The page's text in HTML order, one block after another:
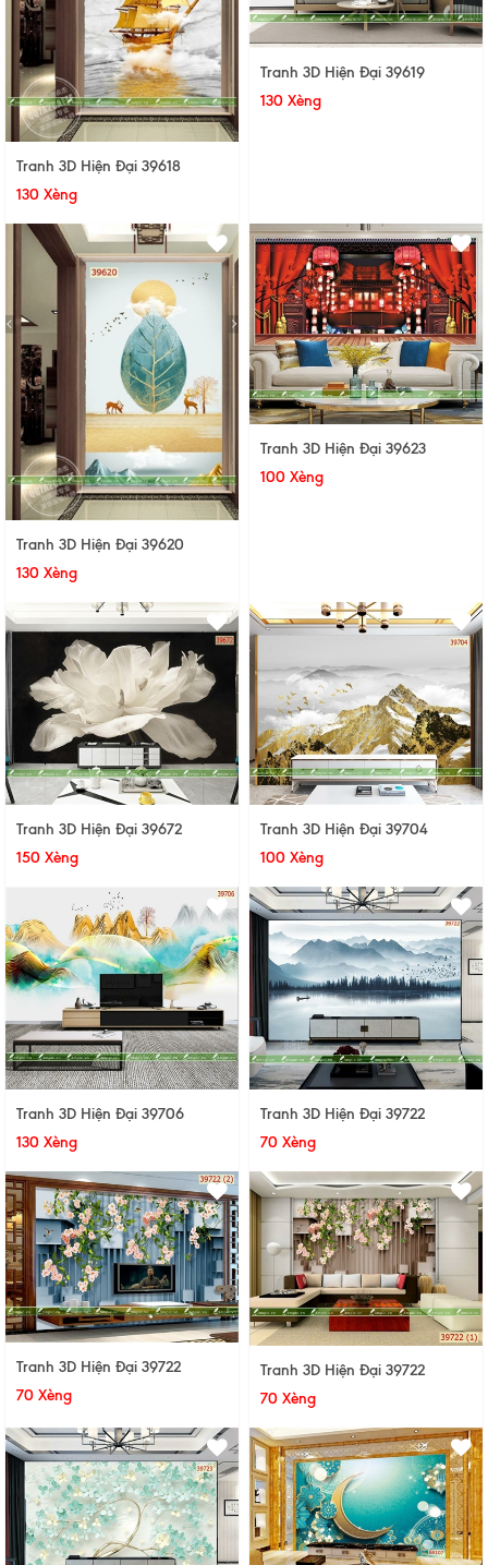
Tranh 3D Hiện Đại 39618
130 Xèng
Tranh 3D Hiện Đại 39619
130 Xèng
Tranh 3D Hiện Đại 39620
130 Xèng
Tranh 3D Hiện Đại 39623
100 Xèng
Tranh 3D Hiện Đại 39672
150 Xèng
Tranh 3D Hiện Đại 39704
100 Xèng
Tranh 3D Hiện Đại 39706
130 Xèng
Tranh 3D Hiện Đại 39722
70 Xèng
Tranh 3D Hiện Đại 39722
70 Xèng
Tranh 3D Hiện Đại 39722
70 Xèng